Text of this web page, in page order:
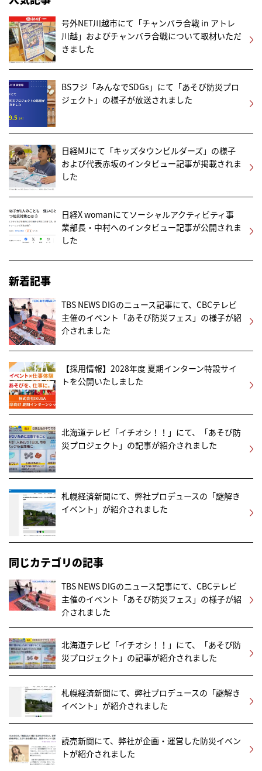
号外NET川越市にて「チャンバラ合戦 in アトレ
川越」およびチャンバラ合戦について取材いただ
きました
BSフジ「みんなでSDGs」にて「あそび防災プロ
ジェクト」の様子が放送されました
日経MJにて「キッズタウンビルダーズ」の様子
および代表赤坂のインタビュー記事が掲載されま
した
日経X womanにてソーシャルアクティビティ事
業部長・中村へのインタビュー記事が公開されま
した
新着記事
TBS NEWS DIGのニュース記事にて、CBCテレビ
主催のイベント「あそび防災フェス」の様子が紹
介されました
【採用情報】2028年度 夏期インターン特設サイ
トを公開いたしました
北海道テレビ「イチオシ！！」にて、「あそび防
災プロジェクト」の記事が紹介されました
札幌経済新聞にて、弊社プロデュースの「謎解き
イベント」が紹介されました
同じカテゴリの記事
TBS NEWS DIGのニュース記事にて、CBCテレビ
主催のイベント「あそび防災フェス」の様子が紹
介されました
北海道テレビ「イチオシ！！」にて、「あそび防
災プロジェクト」の記事が紹介されました
札幌経済新聞にて、弊社プロデュースの「謎解き
イベント」が紹介されました
読売新聞にて、弊社が企画・運営した防災イベン
トが紹介されました